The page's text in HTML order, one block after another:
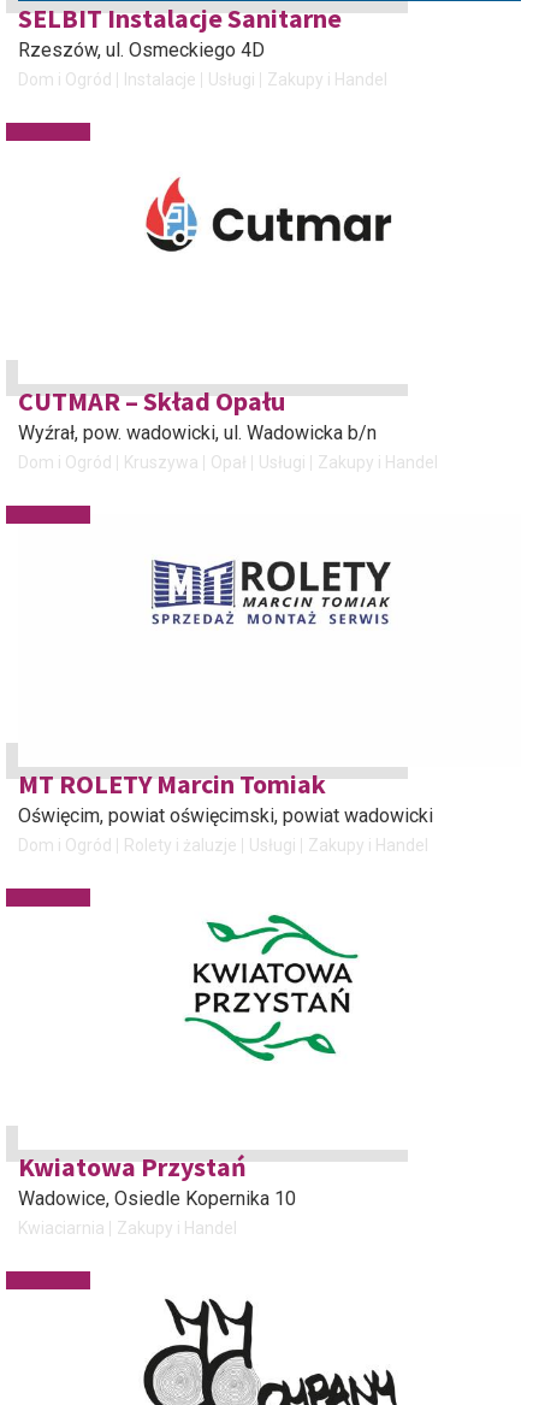
SELBIT Instalacje Sanitarne
Rzeszów, ul. Osmeckiego 4D
Dom i Ogród Instalacje Usługi Zakupy i Handel
CUTMAR – Skład Opału
Wyźrał, pow. wadowicki, ul. Wadowicka b/n
Dom i Ogród Kruszywa Opał Usługi Zakupy i Handel
MT ROLETY Marcin Tomiak
Oświęcim, powiat oświęcimski, powiat wadowicki
Dom i Ogród Rolety i żaluzje Usługi Zakupy i Handel
Kwiatowa Przystań
Wadowice, Osiedle Kopernika 10
Kwiaciarnia Zakupy i Handel